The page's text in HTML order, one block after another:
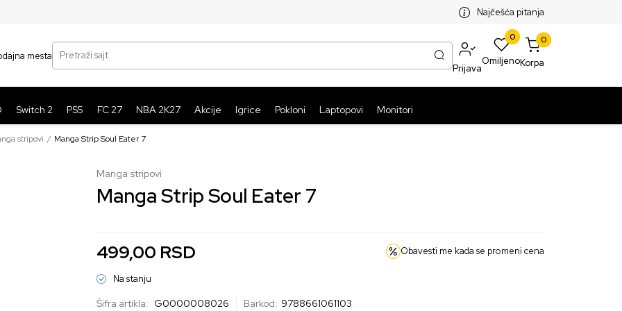
BESPLATNA ISPORUKA PAKETA PREKO 5999 RSDNajčešća pitanja
mesta
Pretraži sajt
Prijava
0
Omiljeno
0
Korpa
Switch 2 PS5 FC 27 NBA 2K27 Akcije Igrice Pokloni Laptopovi Monitori
stripovi Manga Strip Soul Eater 7
Manga stripovi
Manga Strip Soul Eater 7
499,00 RSD Obavesti me kada se promeni cena
Na stanju
Šifra artikla: G0000008026 Barkod: 9788661061103